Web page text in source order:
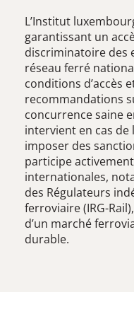
L’Institut
garantissant un
discriminatoire des
réseau ferré
conditions d’accès
recommandations
concurrence saine
intervient en cas de
imposer des
participe
internationales,
des Régulateurs
ferroviaire (IRG-
d’un marché
durable.